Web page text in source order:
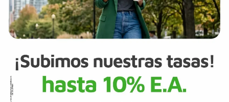
Reportes de sostenibilidad
Trabaja con Nosotros
Proveedores
Política de Diversidad e Inclusión
Mapa del sitio